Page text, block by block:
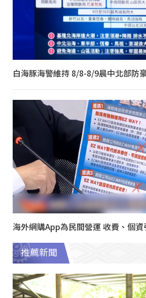
白海豚海警維持 8/8-8/9晨中北部防
海外網購App為民間營運 收費、個資
推薦新聞